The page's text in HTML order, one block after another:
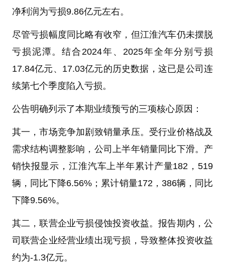
净利润为亏损9.86亿元左右。
尽管亏损幅度同比略有收窄，但江淮汽车仍未摆脱
亏损泥潭。结合2024年、2025年全年分别亏损
17.84亿元、17.03亿元的历史数据，这已是公司连
续第七个季度陷入亏损。
公告明确列示了本期业绩预亏的三项核心原因：
其一，市场竞争加剧致销量承压。受行业价格战及
需求结构调整影响，公司上半年销量同比下滑。产
销快报显示，江淮汽车上半年累计产量182，519
辆，同比下降6.56%；累计销量172，386辆，同比
下降9.56%。
其二，联营企业亏损侵蚀投资收益。报告期内，公
司联营企业经营业绩出现亏损，导致整体投资收益
约为-1.3亿元。